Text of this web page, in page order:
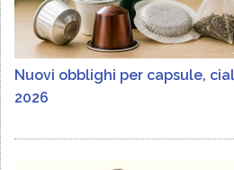
Nuovi obblighi per capsule,
2026